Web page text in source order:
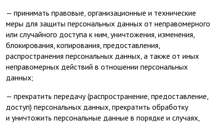
— принимать правовые, организационные и технические
меры для защиты персональных данных от неправомерного
или случайного доступа к ним, уничтожения, изменения,
блокирования, копирования, предоставления,
распространения персональных данных, а также от иных
неправомерных действий в отношении персональных
данных;
— прекратить передачу (распространение, предоставление,
доступ) персональных данных, прекратить обработку
и уничтожить персональные данные в порядке и случаях,